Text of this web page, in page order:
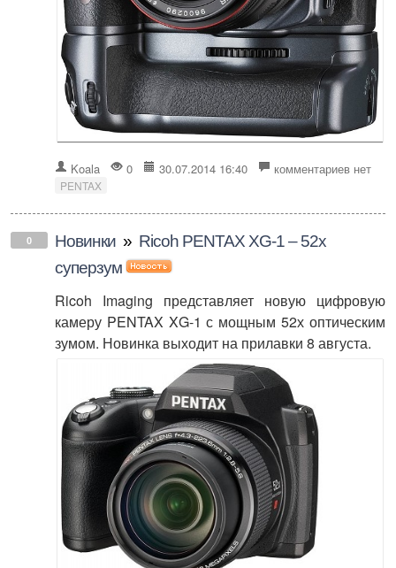
Koala 0 30.07.2014 16:40 комментариев нет
PENTAX
0 Новинки » Ricoh PENTAX XG-1 – 52х
суперзум
Ricoh Imaging представляет новую цифровую
камеру PENTAX XG-1 с мощным 52х оптическим
зумом. Новинка выходит на прилавки 8 августа.